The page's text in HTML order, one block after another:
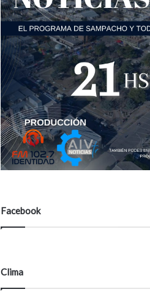
Facebook
Clima